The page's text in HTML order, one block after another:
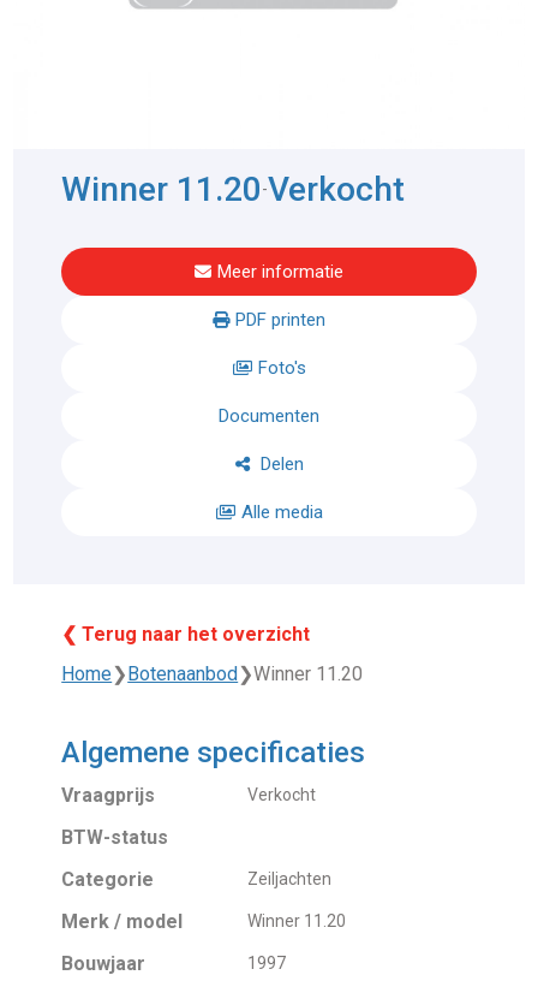
Winner 11.20-Verkocht
Meer informatie
PDF printen
Foto's
Documenten
Delen
Alle media
❮ Terug naar het overzicht
Home❯Botenaanbod❯Winner 11.20
Algemene specificaties
Vraagprijs Verkocht
BTW-status
Categorie
Zeiljachten
Merk / model Winner 11.20
Bouwjaar 1997